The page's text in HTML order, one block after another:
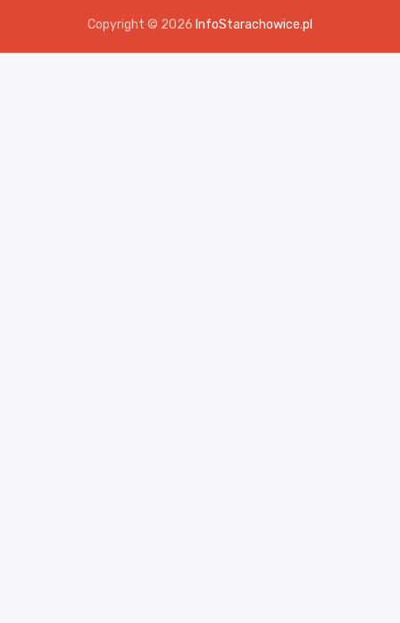
Copyright © 2026 InfoStarachowice.pl